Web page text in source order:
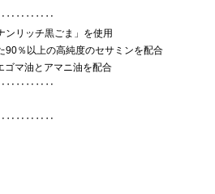
ンリッチ黒ごま」を使用
90％以上の高純度のセサミンを配合
ゴマ油とアマニ油を配合